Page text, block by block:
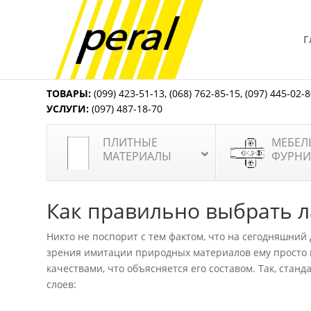
ТОВАРЫ: (099) 423-51-13,(068) 762-85-15,(097) 445-02-
УСЛУГИ: (097) 487-18-70
ПЛИТНЫЕ
МАТЕРИАЛЫ
Как правильно выбрать
Никто не поспорит с тем фактом, что на
зрения имитации природных материалов ему
качествами, что объясняется его составом. Так,
слоев: